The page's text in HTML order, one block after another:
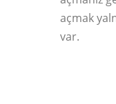
açmak
var.